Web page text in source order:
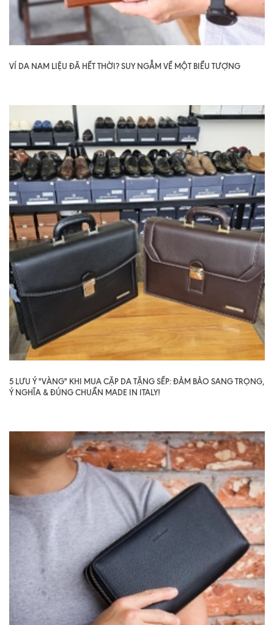
VÍ DA NAM LIỆU ĐÃ HẾT THỜI? SUY NGẪM VỀ MỘT BIỂU TƯỢNG
5 LƯU Ý "VÀNG" KHI MUA CẶP DA TẶNG SẾP: ĐẢM BẢO SANG TRỌNG,
Ý NGHĨA & ĐÚNG CHUẨN MADE IN ITALY!